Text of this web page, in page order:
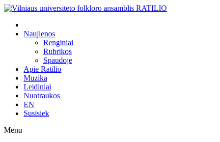
Naujienos
Renginiai
Rubrikos
Spaudoje
Apie Ratilio
Muzika
Leidiniai
Nuotraukos
EN
Susisiek
Menu